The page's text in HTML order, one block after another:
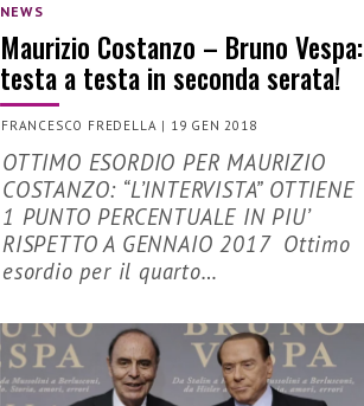
NEWS
Maurizio Costanzo – Bruno Vespa:
testa a testa in seconda serata!
FRANCESCO FREDELLA | 19 GEN 2018
OTTIMO ESORDIO PER MAURIZIO
COSTANZO: “L’INTERVISTA” OTTIENE
1 PUNTO PERCENTUALE IN PIU’
RISPETTO A GENNAIO 2017 Ottimo
esordio per il quarto…